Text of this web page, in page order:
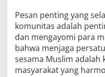
Pesan penting yang
komunitas adalah
dan mengayomi para
bahwa menjaga
sesama Muslim
masyarakat yang